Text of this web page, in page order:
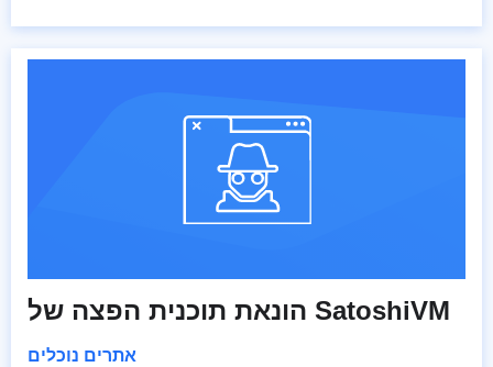
הונאת תוכנית הפצה של SatoshiVM
אתרים נוכלים